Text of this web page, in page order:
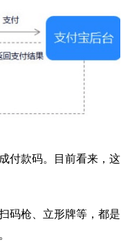
付款码。目前看来，这
码枪、立形牌等，都是